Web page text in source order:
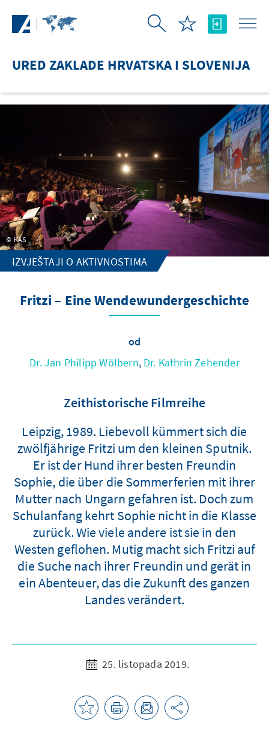
URED ZAKLADE HRVATSKA I SLOVENIJA
KAS
IZVJEŠTAJI O AKTIVNOSTIMA
Fritzi – Eine Wendewundergeschichte
od
Dr. Jan Philipp Wölbern, Dr. Kathrin Zehender
Zeithistorische Filmreihe
Leipzig, 1989. Liebevoll kümmert sich die
zwölfjährige Fritzi um den kleinen Sputnik.
Er ist der Hund ihrer besten Freundin
Sophie, die über die Sommerferien mit ihrer
Mutter nach Ungarn gefahren ist. Doch zum
Schulanfang kehrt Sophie nicht in die Klasse
zurück. Wie viele andere ist sie in den
Westen geflohen. Mutig macht sich Fritzi auf
die Suche nach ihrer Freundin und gerät in
ein Abenteuer, das die Zukunft des ganzen
Landes verändert.
25. listopada 2019.